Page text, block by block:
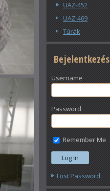
UAZ-452
UAZ-469
Túrák
Bejelentkezés
Username
Password
Remember Me
Lost Password